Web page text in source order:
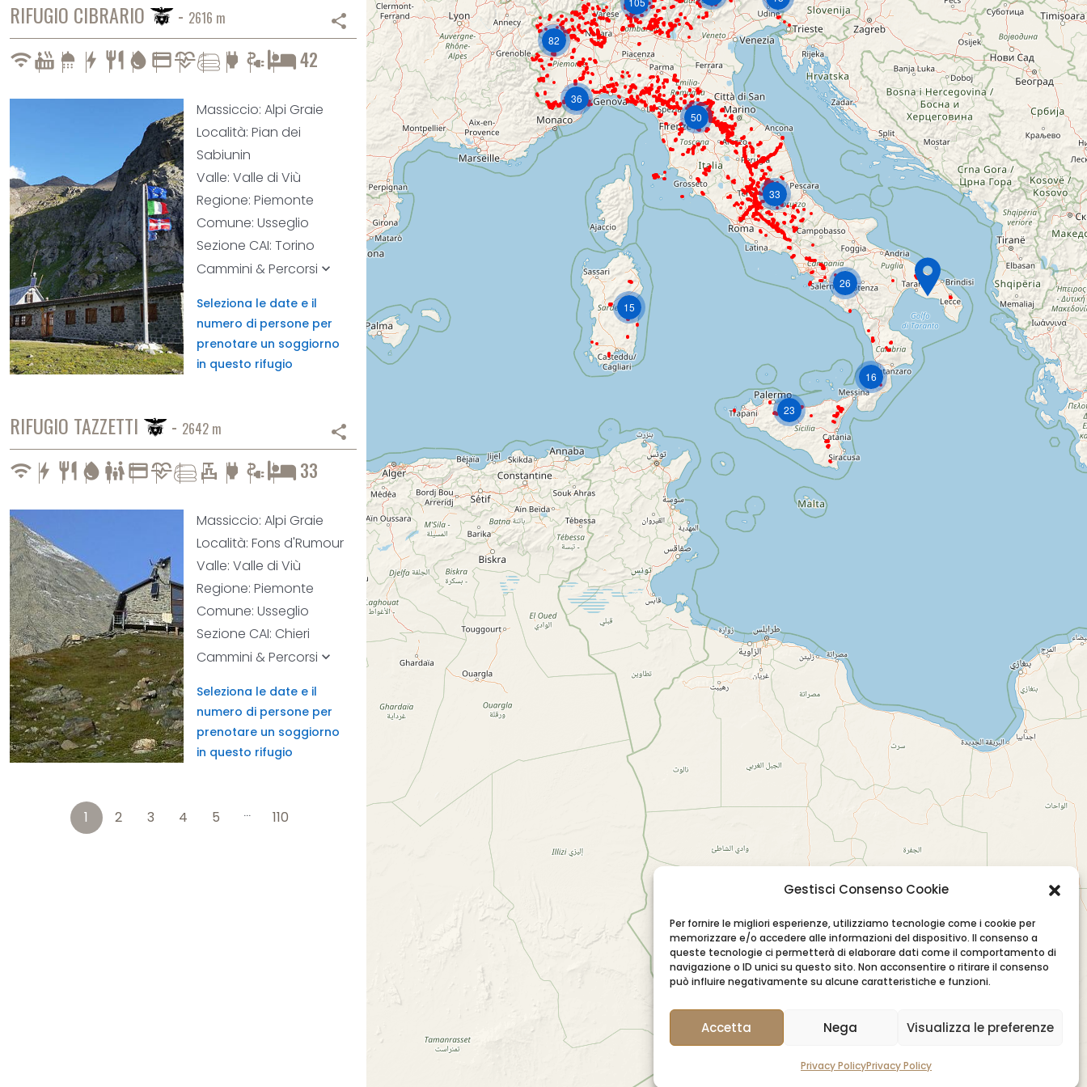
Gestisci Consenso Cookie
Per fornire le migliori esperienze, utilizziamo tecnologie come i cookie per
memorizzare e/o accedere alle informazioni del dispositivo. Il consenso a
queste tecnologie ci permetterà di elaborare dati come il comportamento di
navigazione o ID unici su questo sito. Non acconsentire o ritirare il consenso
può influire negativamente su alcune caratteristiche e funzioni.
Accetta Nega Visualizza le preferenze
Privacy PolicyPrivacy Policy
RIFUGIO CIBRARIO - 2616 m share
wifihot_tub shower bolt restaurant water_drop credit_cardcardiology power electrical_services 42
Massiccio: Alpi Graie
Località: Pian dei
Sabiunin
Valle: Valle di Viù
Regione: Piemonte
Comune: Usseglio
Sezione CAI: Torino
Cammini & Percorsi keyboard_arrow_down
Seleziona le date e il
numero di persone per
prenotare un soggiorno
in questo rifugio
RIFUGIO TAZZETTI - 2642 m share
wifi bolt restaurant water_drop family_restroomcredit_cardcardiology valve power electrical_services 33
Massiccio: Alpi Graie
Località: Fons d'Rumour
Valle: Valle di Viù
Regione: Piemonte
Comune: Usseglio
Sezione CAI: Chieri
Cammini & Percorsi keyboard_arrow_down
Seleziona le date e il
numero di persone per
prenotare un soggiorno
in questo rifugio
1 2 3 4 5 ... 110
26
15
16
23
33
50
36
82